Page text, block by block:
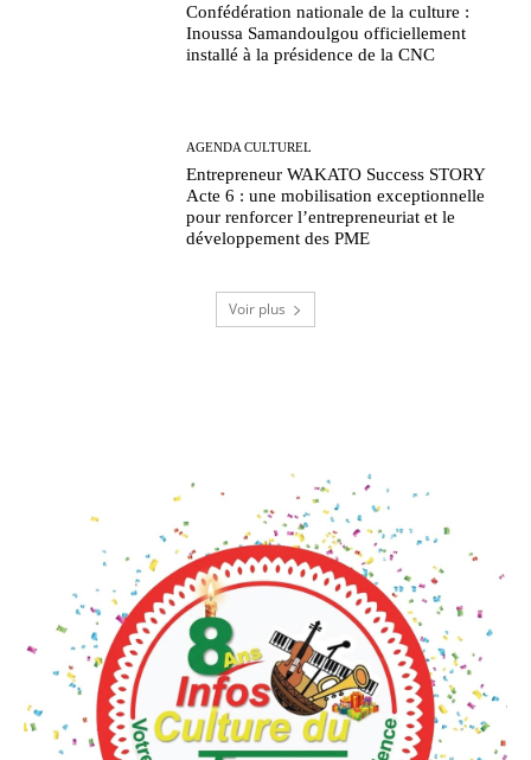
Confédération nationale de la culture :
Inoussa Samandoulgou officiellement
installé à la présidence de la CNC
AGENDA CULTUREL
Entrepreneur WAKATO Success STORY
Acte 6 : une mobilisation exceptionnelle
pour renforcer l’entrepreneuriat et le
développement des PME
Voir plus